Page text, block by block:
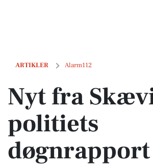
ARTIKLER Alarm112
Nyt fra Skævinge i politiets døgnrapport
Nyt fra
politiets
døgnrapport